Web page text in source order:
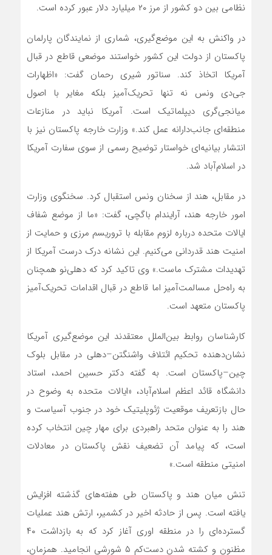
نظامی بین دو کشور از مرز ۲۰ میلیارد دلار عبور کرده است.
در واکنش به این موضع‌گیری، شماری از نمایندگان پارلمان
پاکستان از دولت این کشور خواستند موضعی قاطع در قبال
آمریکا اتخاذ کند. سناتور شیری رحمان گفت: «اظهارات
جی‌دی ونس نه تنها تحریک‌آمیز بلکه مغایر با اصول
میانجی‌گری دیپلماتیک است. آمریکا نباید در منازعات
منطقه‌ای جانب‌دارانه عمل کند.» وزارت خارجه پاکستان نیز با
انتشار بیانیه‌ای خواستار توضیح رسمی از سوی سفارت آمریکا
در اسلام‌آباد شد.
در مقابل، هند از سخنان ونس استقبال کرد. سخنگوی وزارت
امور خارجه هند، آرایندام باگچی، گفت: «ما از موضع شفاف
ایالات متحده درباره لزوم مقابله با تروریسم مرزی و حمایت از
امنیت هند قدردانی می‌کنیم. این نشانه درک درست آمریکا از
تهدیدات مشترک ماست.» وی تاکید کرد که دهلی‌نو همچنان
به راه‌حل مسالمت‌آمیز اما قاطع در قبال اقدامات تحریک‌آمیز
پاکستان متعهد است.
کارشناسان روابط بین‌الملل معتقدند این موضع‌گیری آمریکا
نشان‌دهنده تحکیم ائتلاف واشنگتن–دهلی در مقابل بلوک
چین–پاکستان است. به گفته دکتر حسین احمد، استاد
دانشگاه قائد اعظم اسلام‌آباد، «ایالات متحده به وضوح در
حال بازتعریف موقعیت ژئوپلیتیک خود در جنوب آسیاست و
هند را به عنوان متحد راهبردی برای مهار چین انتخاب کرده
است، که پیامد آن تضعیف نقش پاکستان در معادلات
امنیتی منطقه است.»
تنش میان هند و پاکستان طی هفته‌های گذشته افزایش
یافته است. پس از حادثه اخیر در کشمیر، ارتش هند عملیات
گسترده‌ای را در منطقه اوری آغاز کرد که به بازداشت ۴۰
مظنون و کشته شدن دست‌کم ۵ شورشی انجامید. همزمان،